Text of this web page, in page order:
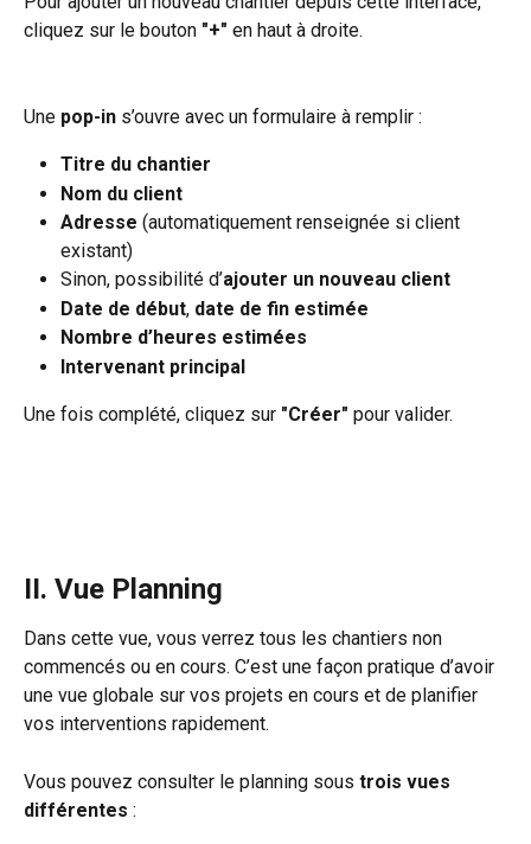
cliquez sur le bouton "+" en haut à droite.
Une pop-in s’ouvre avec un formulaire à remplir :
Titre du chantier
Nom du client
Adresse (automatiquement renseignée si client
existant)
Sinon, possibilité d’ajouter un nouveau client
Date de début, date de fin estimée
Nombre d’heures estimées
Intervenant principal
Une fois complété, cliquez sur "Créer" pour valider.
II. Vue Planning
Dans cette vue, vous verrez tous les chantiers non
commencés ou en cours. C’est une façon pratique d’avoir
une vue globale sur vos projets en cours et de planifier
vos interventions rapidement.
Vous pouvez consulter le planning sous trois vues
différentes :